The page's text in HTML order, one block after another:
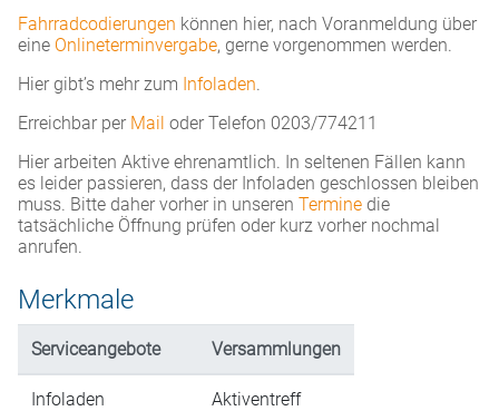
Fahrradcodierungen können hier, nach Voranmeldung über
eine Onlineterminvergabe, gerne vorgenommen werden.
Hier gibt’s mehr zum Infoladen.
Erreichbar per Mail oder Telefon 0203/774211
Hier arbeiten Aktive ehrenamtlich. In seltenen Fällen kann
es leider passieren, dass der Infoladen geschlossen bleiben
muss. Bitte daher vorher in unseren Termine die
tatsächliche Öffnung prüfen oder kurz vorher nochmal
anrufen.
Merkmale
Serviceangebote Versammlungen
Infoladen
Aktiventreff